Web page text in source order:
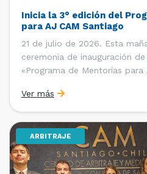
Inicia la 3° edición del
para AJ CAM Santiago
21 de julio de 2026. Esta
ceremonia de inauguración
«Programa de Mentorías para
Internacionales con el apoyo
y la Subdirección Ejecutiva y
Internacionales, tras […]
Ver más
ARBITRAJE